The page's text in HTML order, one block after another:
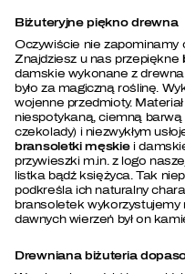
Biżuteryjne piękno drewna
Oczywiście nie zapominamy
Znajdziesz u nas przepiękne
damskie wykonane z
było za magiczną roślinę.
wojenne przedmioty.
niespotykaną, ciemną
czekolady) i niezwykłym
bransoletki męskiei
przywieszki m.in. z logo
listka bądź księżyca. Tak
podkreśla ich naturalny
bransoletek wykorzystujemy
dawnych wierzeń był on
Drewniana biżuteria